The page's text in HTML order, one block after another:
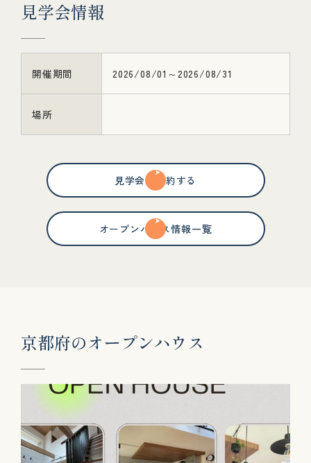
見学会情報
開催期間 2026/08/01～2026/08/31
場所
見学会を予約する
オープンハウス情報一覧
京都府のオープンハウ ス